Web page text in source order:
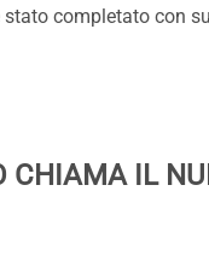
completato con
CHIAMA IL